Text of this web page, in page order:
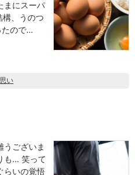
まにスーパ
、うのつ
たので…
思い
うございま
も… 笑って
らいの覚悟